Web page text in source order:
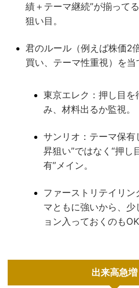
績＋テーマ継続”が揃って
狙い目。
君のルール（例えば株価2
買い、テーマ性重視）を当
東京エレク：押し目を
み、材料出るか監視。
サンリオ：テーマ保有
昇狙い”ではなく“押し
有”メイン。
ファーストリテイリン
マともに強いから、少
ョン入っておくのもOK
出来高急増